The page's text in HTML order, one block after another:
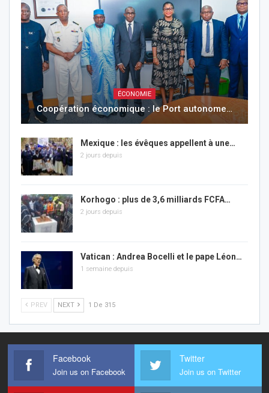
ÉCONOMIE
Coopération économique : le Port autonome…
Mexique : les évêques appellent à une…
2 jours depuis
Korhogo : plus de 3,6 milliards FCFA…
2 jours depuis
Vatican : Andrea Bocelli et le pape Léon…
1 semaine depuis
PREV NEXT 1 De 315
Facebook
Join us on Facebook
Twitter
Join us on Twitter